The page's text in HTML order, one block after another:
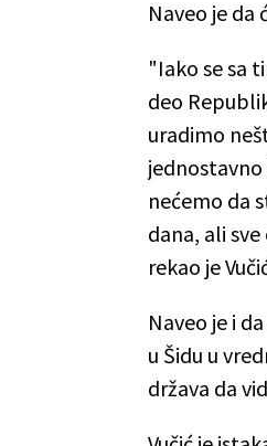
Naveo je da
"Iako se sa
deo
uradimo
nećemo da
dana, ali
rekao je
Naveo je i
u Šidu u
država da